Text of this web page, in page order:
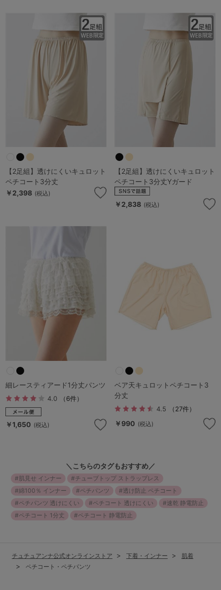
【2足組】透けにくいキュロット
ペチコート3分丈
￥2,398 (税込)
【2足組】透けにくいキュロット
ペチコート3分丈Yガード
￥2,838 (税込)
細レースティアード1分丈パンツ
4.0 （6件）
￥1,650 (税込)
ベア天キュロットペチコート3
分丈
4.5 （27件）
￥990 (税込)
＼こちらのタグもおすすめ／
肌見せ インナー
チューブトップ ストラップレス
綿100％ インナー
ペチパンツ
透け防止 ペチコート
ペチパンツ 透けにくい
ペチコート 透けにくい
速乾 静電防止
ペチコート 1分丈
ペチコート 静電防止
チュチュアンナ公式オンラインストア 下着・インナー
肌着
ペチコート・ペチパンツ